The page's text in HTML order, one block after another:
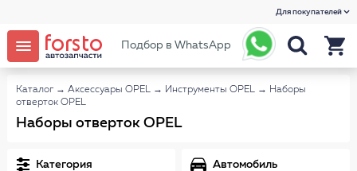
Для покупателей
Подбор в WhatsApp
Каталог → Аксессуары OPEL → Инструменты OPEL → Наборы
отверток OPEL
Наборы отверток OPEL
Категория Автомобиль